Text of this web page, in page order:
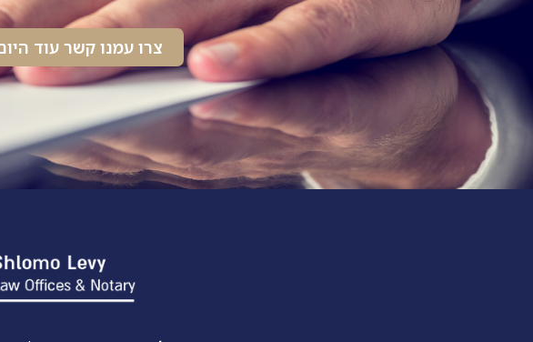
צרו עמנו קשר עוד